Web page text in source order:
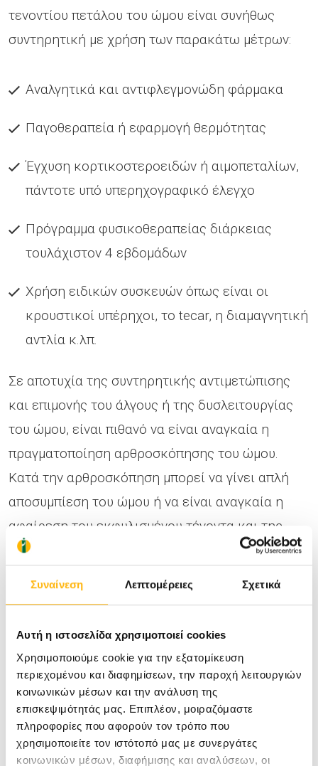
Συναίνεση Λεπτομέρειες Σχετικά
Αυτή η ιστοσελίδα χρησιμοποιεί cookies
Χρησιμοποιούμε cookie για την εξατομίκευση
περιεχομένου και διαφημίσεων, την παροχή λειτουργιών
κοινωνικών μέσων και την ανάλυση της
επισκεψιμότητάς μας. Επιπλέον, μοιραζόμαστε
πληροφορίες που αφορούν τον τρόπο που
χρησιμοποιείτε τον ιστότοπό μας με συνεργάτες
κοινωνικών μέσων, διαφήμισης και αναλύσεων, οι
τενοντίου πετάλου του ώμου είναι συνήθως
συντηρητική με χρήση των παρακάτω μέτρων:
Αναλγητικά και αντιφλεγμονώδη φάρμακα
Παγοθεραπεία ή εφαρμογή θερμότητας
Έγχυση κορτικοστεροειδών ή αιμοπεταλίων,
πάντοτε υπό υπερηχογραφικό έλεγχο
Πρόγραμμα φυσικοθεραπείας διάρκειας
τουλάχιστον 4 εβδομάδων
Χρήση ειδικών συσκευών όπως είναι οι
κρουστικοί υπέρηχοι, το tecar, η διαμαγνητική
αντλία κ.λπ.
Σε αποτυχία της συντηρητικής αντιμετώπισης
και επιμονής του άλγους ή της δυσλειτουργίας
του ώμου, είναι πιθανό να είναι αναγκαία η
πραγματοποίηση αρθροσκόπησης του ώμου.
Κατά την αρθροσκόπηση μπορεί να γίνει απλή
αποσυμπίεση του ώμου ή να είναι αναγκαία η
αφαίρεση του εκφυλισμένου τένοντα και της
ασβεστοποίησης, και η συρραφή του τένοντα του
Σε ασθενείς, συνήθως άνω των 45 ετών, είναι
πιθανό η τενοντοπάθεια να εξελιχθεί σε πλήρη
ρήξη του τενοντίου πετάλου του ώμου και
συνήθως του υπερακανθίου. Στη ρήξη